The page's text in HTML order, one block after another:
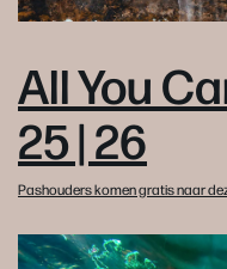
All You
25 | 26
Pashouders komen gratis naar